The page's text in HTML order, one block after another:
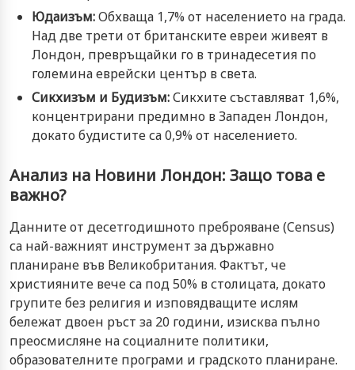
Юдаизъм:Обхваща 1,7% от населението на града.
Над две трети от британските евреи живеят в
Лондон, превръщайки го в тринадесетия по
големина еврейски център в света.
Сикхизъм и Будизъм:Сикхите съставляват 1,6%,
концентрирани предимно в Западен Лондон,
докато будистите са 0,9% от населението.
Анализ на Новини Лондон: Защо това е
важно?
Данните от десетгодишното преброяване (Census)
са най-важният инструмент за държавно
планиране във Великобритания. Фактът, че
християните вече са под 50% в столицата, докато
групите без религия и изповядващите ислям
бележат двоен ръст за 20 години, изисква пълно
преосмисляне на социалните политики,
образователните програми и градското планиране.